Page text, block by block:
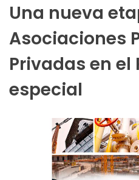
Una nueva
Asociaciones
Privadas en el
especial